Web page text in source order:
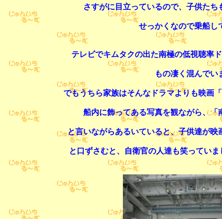
さすがに目立っているので、子供た
せっかくなので乗船し
テレビでキムタクの出た南極の低視聴率
もの凄く混んでい
でもうちら家族はそんなドラマよりも映画
船内に飾ってある写真を観ながら、「
と言いながらあるいていると、子供達が
と口ずさむと、自衛官の人達も笑ってい